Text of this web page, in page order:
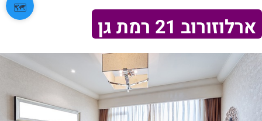
ארלוזורוב 21 רמת גן
🗺️